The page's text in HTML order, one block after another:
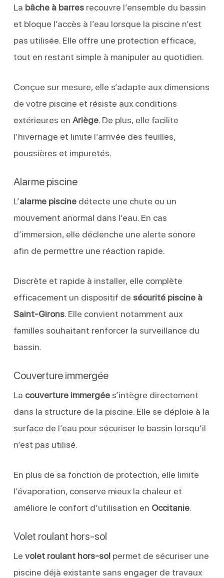
La bâche à barresrecouvre l’ensemble du bassin
et bloque l’accès à l’eau lorsque la piscine n’est
pas utilisée. Elle offre une protection efficace,
tout en restant simple à manipuler au quotidien.
Conçue sur mesure, elle s’adapte aux dimensions
de votre piscine et résiste aux conditions
extérieures en Ariège. De plus, elle facilite
l’hivernage et limite l’arrivée des feuilles,
poussières et impuretés.
Alarme piscine
L’alarme piscinedétecte une chute ou un
mouvement anormal dans l’eau. En cas
d’immersion, elle déclenche une alerte sonore
afin de permettre une réaction rapide.
Discrète et rapide à installer, elle complète
efficacement un dispositif de sécurité piscine à
Saint-Girons. Elle convient notamment aux
familles souhaitant renforcer la surveillance du
bassin.
Couverture immergée
La couverture immergées’intègre directement
dans la structure de la piscine. Elle se déploie à la
surface de l’eau pour sécuriser le bassin lorsqu’il
n’est pas utilisé.
En plus de sa fonction de protection, elle limite
l’évaporation, conserve mieux la chaleur et
améliore le confort d’utilisation en Occitanie.
Volet roulant hors-sol
Le volet roulant hors-solpermet de sécuriser une
piscine déjà existante sans engager de travaux